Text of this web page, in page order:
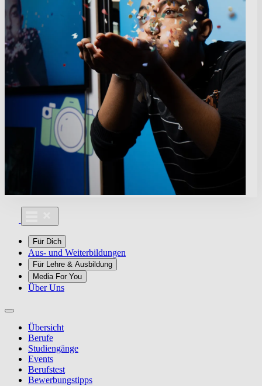
Für Dich
Aus- und Weiterbildungen
Für Lehre & Ausbildung
Media For You
Über Uns
Übersicht
Berufe
Studiengänge
Events
Berufstest
Bewerbungstipps